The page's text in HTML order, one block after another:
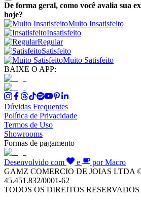
De forma geral, como você avalia sua
hoje?
Muito Insatisfeito
Insatisfeito
Regular
Satisfeito
Muito Satisfeito
BAIXE O APP:
Dúvidas Frequentes
Política de Privacidade
Termos de Uso
Showrooms
Formas de pagamento
Desenvolvido com e
por Macro
GAMZ COMERCIO DE JOIAS LTDA
45.451.832/0001-62
TODOS OS DIREITOS RESERVADOS